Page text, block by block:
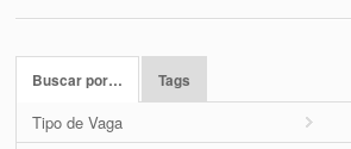
Buscar por… Tags
Tipo de Vaga